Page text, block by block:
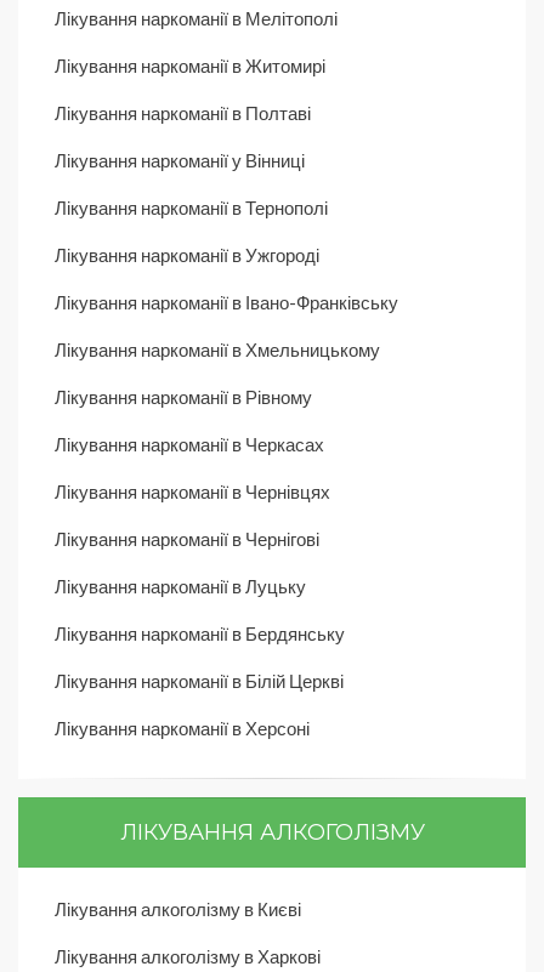
Лікування наркоманії в Мелітополі
Лікування наркоманії в Житомирі
Лікування наркоманії в Полтаві
Лікування наркоманії у Вінниці
Лікування наркоманії в Тернополі
Лікування наркоманії в Ужгороді
Лікування наркоманії в Івано-Франківську
Лікування наркоманії в Хмельницькому
Лікування наркоманії в Рівному
Лікування наркоманії в Черкасах
Лікування наркоманії в Чернівцях
Лікування наркоманії в Чернігові
Лікування наркоманії в Луцьку
Лікування наркоманії в Бердянську
Лікування наркоманії в Білій Церкві
Лікування наркоманії в Херсоні
ЛІКУВАННЯ АЛКОГОЛІЗМУ
Лікування алкоголізму в Києві
Лікування алкоголізму в Харкові